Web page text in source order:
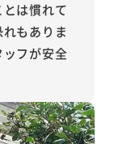
は慣れて
もありま
フが安全